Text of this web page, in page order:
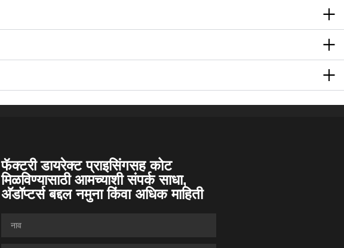
फॅक्टरी डायरेक्ट प्राइसिंगसह कोट
मिळविण्यासाठी आमच्याशी संपर्क साधा,
अ‍ॅडॉप्टर्स बद्दल नमुना किंवा अधिक माहिती